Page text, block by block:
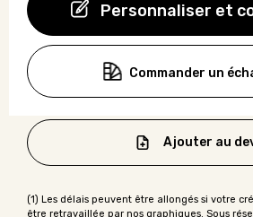
Personnaliser et
Commander un
Ajouter au